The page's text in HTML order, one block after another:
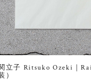
立子 Ritsuko Ozeki｜
）